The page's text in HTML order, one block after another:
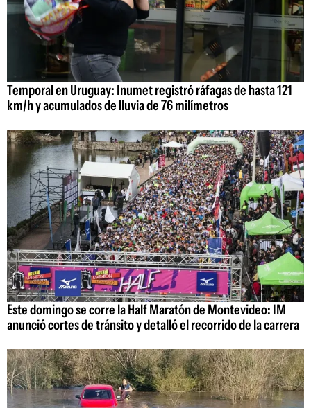
Temporal en Uruguay: Inumet registró ráfagas de hasta 121
km/h y acumulados de lluvia de 76 milímetros
Este domingo se corre la Half Maratón de Montevideo: IM
anunció cortes de tránsito y detalló el recorrido de la carrera